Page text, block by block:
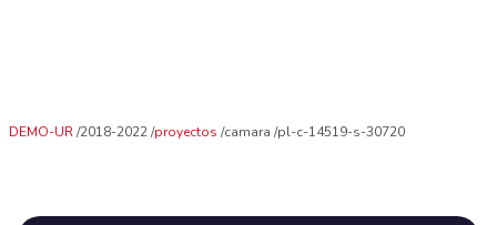
DEMO-UR 2018-2022 proyectos camara pl-c-14519-s-30720